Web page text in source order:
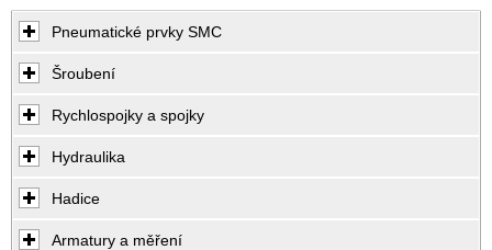
Pneumatické prvky SMC
Šroubení
Rychlospojky a spojky
Hydraulika
Hadice
Armatury a měření